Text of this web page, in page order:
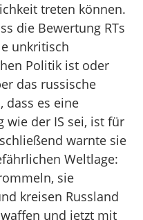
treten können.
die Bewertung RTs
unkritisch
Politik ist oder
das russische
dass es eine
wie der IS sei, ist für
warnte sie
Weltlage:
sie
kreisen Russland
und jetzt mit